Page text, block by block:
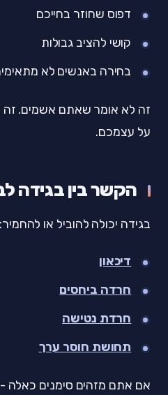
דפוס שחוזר בחייכם
קושי להציב גבולות
בחירה באנשים לא
זה לא אומר שאתם אשמים. זה
על עצמכם.
הקשר בין בגידה
בגידה יכולה להוביל או להחמיר:
דיכאון
חרדה ביחסים
חרדת נטישה
תחושת חוסר ערך
אם אתם מזהים סימנים כאלה